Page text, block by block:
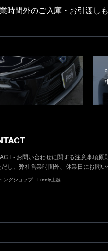
間外のご入庫・お引渡し
- お問い合わせに関する注意事項
し、弊社営業時間外、休業日にお問
ングショップ Freely上越